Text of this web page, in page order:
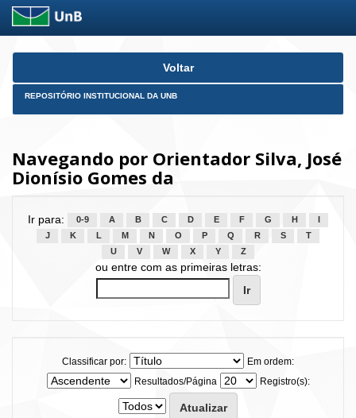
Skip
Voltar
REPOSITÓRIO INSTITUCIONAL DA UNB
Navegando por Orientador Silva, José
Dionísio Gomes da
Ir para: 0-9 A B C D E F G H
J
K L M N O P Q R S
T
U
V W X Y Z
ou entre com as primeiras letras:
Classificar por:
Em ordem:
Resultados/Página
Registro(s):